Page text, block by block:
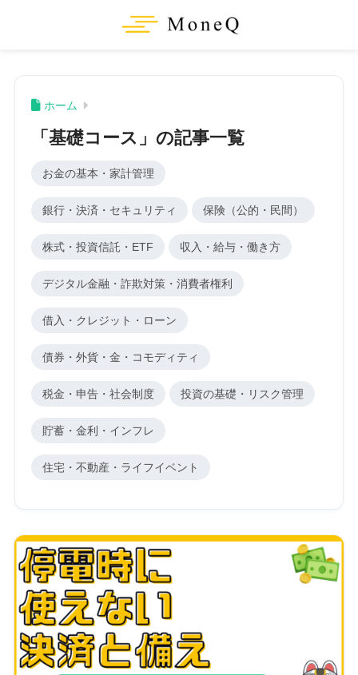
ホーム
「基礎コース」の記事一覧
お金の基本・家計管理
銀行・決済・セキュリティ 保険（公的・民間）
株式・投資信託・ETF 収入・給与・働き方
デジタル金融・詐欺対策・消費者権利
借入・クレジット・ローン
債券・外貨・金・コモディティ
税金・申告・社会制度 投資の基礎・リスク管理
貯蓄・金利・インフレ
住宅・不動産・ライフイベント